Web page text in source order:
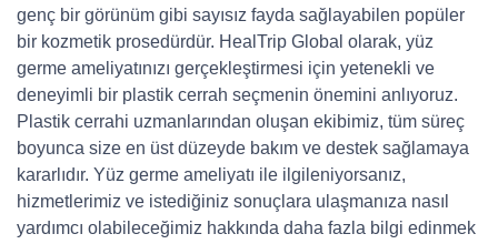
genç bir görünüm gibi sayısız fayda sağlayabilen popüler
bir kozmetik prosedürdür. HealTrip Global olarak, yüz
germe ameliyatınızı gerçekleştirmesi için yetenekli ve
deneyimli bir plastik cerrah seçmenin önemini anlıyoruz.
Plastik cerrahi uzmanlarından oluşan ekibimiz, tüm süreç
boyunca size en üst düzeyde bakım ve destek sağlamaya
kararlıdır. Yüz germe ameliyatı ile ilgileniyorsanız,
hizmetlerimiz ve istediğiniz sonuçlara ulaşmanıza nasıl
yardımcı olabileceğimiz hakkında daha fazla bilgi edinmek